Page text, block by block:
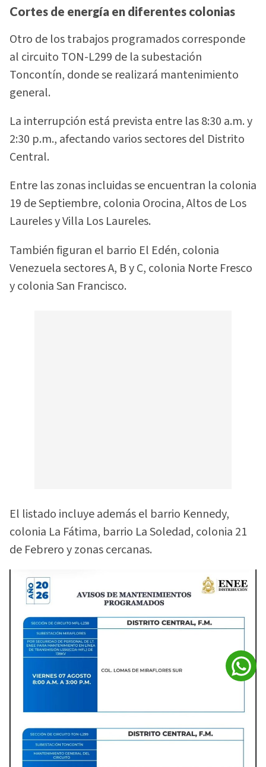
Cortes de energía en diferentes colonias
Otro de los trabajos programados corresponde
al circuito TON-L299 de la subestación
Toncontín, donde se realizará mantenimiento
general.
La interrupción está prevista entre las 8:30 a.m. y
2:30 p.m., afectando varios sectores del Distrito
Central.
Entre las zonas incluidas se encuentran la colonia
19 de Septiembre, colonia Orocina, Altos de Los
Laureles y Villa Los Laureles.
También figuran el barrio El Edén, colonia
Venezuela sectores A, B y C, colonia Norte Fresco
y colonia San Francisco.
El listado incluye además el barrio Kennedy,
colonia La Fátima, barrio La Soledad, colonia 21
de Febrero y zonas cercanas.